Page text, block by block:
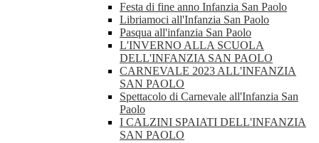
Festa di fine anno Infanzia San Paolo
Libriamoci all'Infanzia San Paolo
Pasqua all'infanzia San Paolo
L'INVERNO ALLA SCUOLA
DELL'INFANZIA SAN PAOLO
CARNEVALE 2023 ALL'INFANZIA
SAN PAOLO
Spettacolo di Carnevale all'Infanzia San
Paolo
I CALZINI SPAIATI DELL'INFANZIA
SAN PAOLO